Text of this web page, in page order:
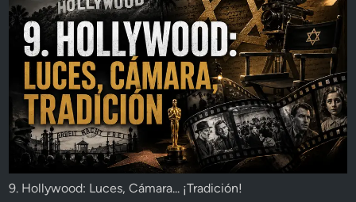
9. Hollywood: Luces, Cámara... ¡Tradición!